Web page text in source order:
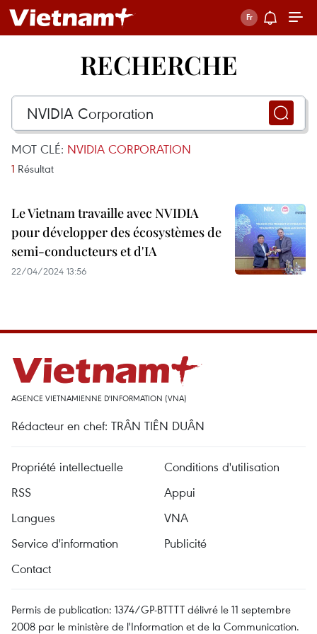
RECHERCHE
MOT CLÉ: NVIDIA CORPORATION
1 Résultat
Le Vietnam travaille avec NVIDIA
pour développer des écosystèmes de
semi-conducteurs et d'IA
22/04/2024 13:56
AGENCE VIETNAMIENNE D'INFORMATION (VNA)
Rédacteur en chef: TRÂN TIÊN DUÂN
Propriété intellectuelle
Conditions d'utilisation
RSS
Appui
Langues
VNA
Service d'information
Publicité
Contact
Permis de publication: 1374/GP-BTTTT délivré le 11 septembre
2008 par le ministère de l'Information et de la Communication.